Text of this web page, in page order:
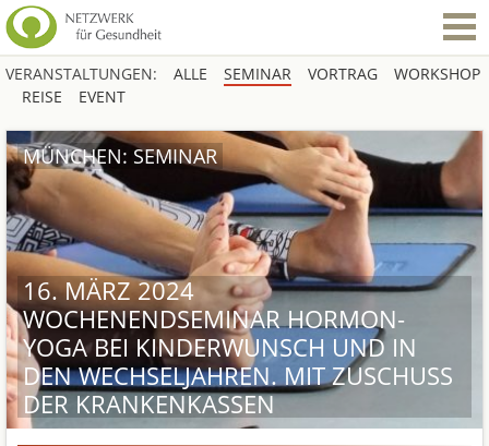
VERANSTALTUNGEN: ALLE SEMINAR VORTRAG
WORKSHOP
REISE
EVENT
16. MÄRZ 2024
WOCHENENDSEMINAR HORMON-
YOGA BEI KINDERWUNSCH UND IN
DEN WECHSELJAHREN. MIT ZUSCHUSS
DER KRANKENKASSEN
MÜNCHEN: SEMINAR